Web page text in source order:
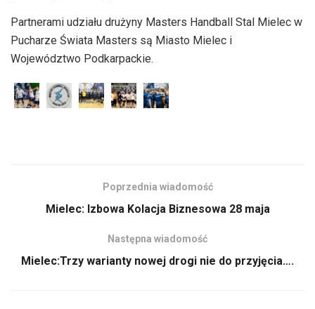
Partnerami udziału drużyny Masters Handball Stal Mielec w
Pucharze Świata Masters są Miasto Mielec i
Województwo Podkarpackie.
Poprzednia wiadomość
Mielec: Izbowa Kolacja Biznesowa 28 maja
Następna wiadomość
Mielec:Trzy warianty nowej drogi nie do przyjęcia….